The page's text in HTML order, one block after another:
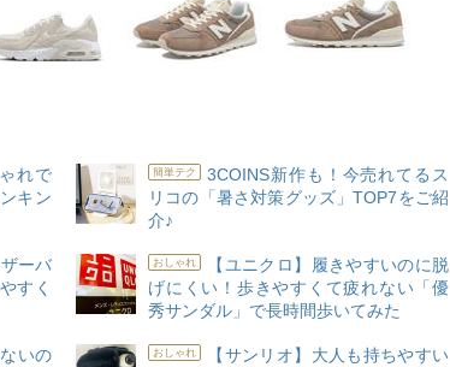
れで
キン
簡単テク
3COINS新作も！今売れてるス
リコの「暑さ対策グッズ」TOP7をご紹
介♪
ーバ
すく
おしゃれ
【ユニクロ】履きやすいのに脱
げにくい！歩きやすくて疲れない「優
秀サンダル」で長時間歩いてみた
いの
おしゃれ
【サンリオ】大人も持ちやすい